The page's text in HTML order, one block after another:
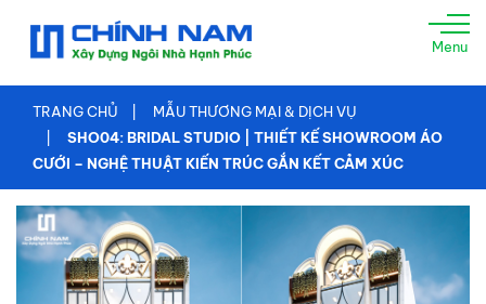
TRANG
CHỦ
GIỚI
THIỆU
XÂY
TRỌN
GÓI
TƯ
Menu
TRANG CHỦ
MẪU THƯƠNG MẠI & DỊCH VỤ
SHO04: BRIDAL STUDIO | THIẾT KẾ SHOWROOM ÁO
CƯỚI – NGHỆ THUẬT KIẾN TRÚC GẮN KẾT CẢM XÚC